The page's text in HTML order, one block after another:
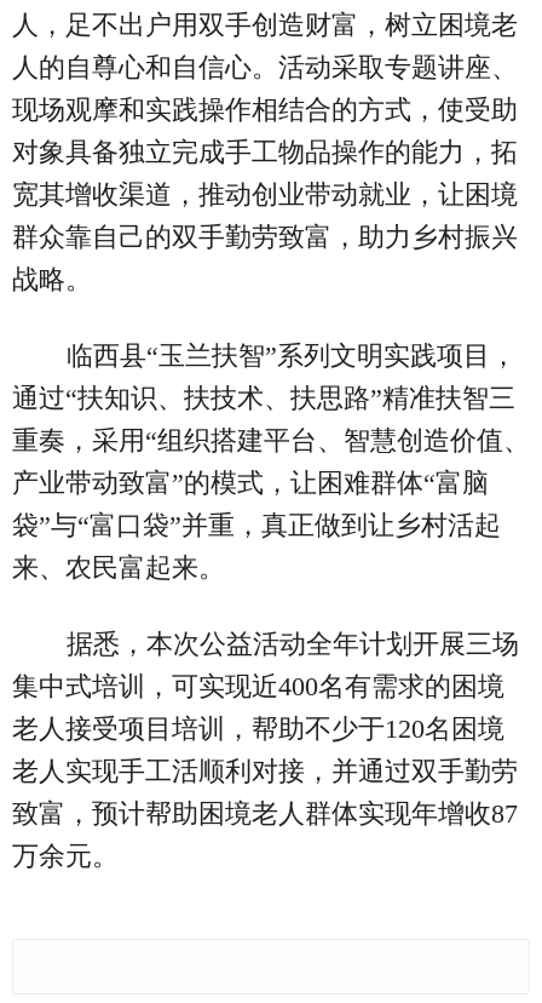
人，足不出户用双手创造财富，树立困境老
人的自尊心和自信心。活动采取专题讲座、
现场观摩和实践操作相结合的方式，使受助
对象具备独立完成手工物品操作的能力，拓
宽其增收渠道，推动创业带动就业，让困境
群众靠自己的双手勤劳致富，助力乡村振兴
战略。
临西县“玉兰扶智”系列文明实践项目，
通过“扶知识、扶技术、扶思路”精准扶智三
重奏，采用“组织搭建平台、智慧创造价值、
产业带动致富”的模式，让困难群体“富脑
袋”与“富口袋”并重，真正做到让乡村活起
来、农民富起来。
据悉，本次公益活动全年计划开展三场
集中式培训，可实现近400名有需求的困境
老人接受项目培训，帮助不少于120名困境
老人实现手工活顺利对接，并通过双手勤劳
致富，预计帮助困境老人群体实现年增收87
万余元。